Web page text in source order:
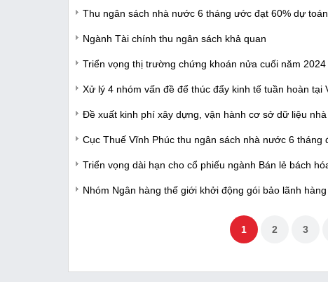
Thu ngân sách nhà nước 6 tháng ước đạt 60% dự toán
Ngành Tài chính thu ngân sách khả quan
Triển vọng thị trường chứng khoán nửa cuối năm 2024
Xử lý 4 nhóm vấn đề để thúc đẩy kinh tế tuần hoàn tại
Đề xuất kinh phí xây dựng, vận hành cơ sở dữ liệu
Cục Thuế Vĩnh Phúc thu ngân sách nhà nước 6 tháng
Triển vọng dài hạn cho cổ phiếu ngành Bán lẻ bách
Nhóm Ngân hàng thế giới khởi động gói bảo lãnh
1 2 3